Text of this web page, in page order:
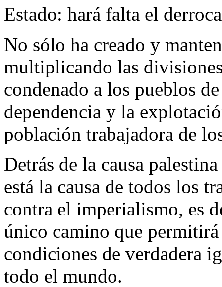
Estado: hará falta el
No sólo ha creado y
multiplicando las
condenado a los pueblos
dependencia y la
población trabajadora de
Detrás de la causa
está la causa de todos los
contra el imperialismo, es
único camino que
condiciones de verdadera
todo el mundo.